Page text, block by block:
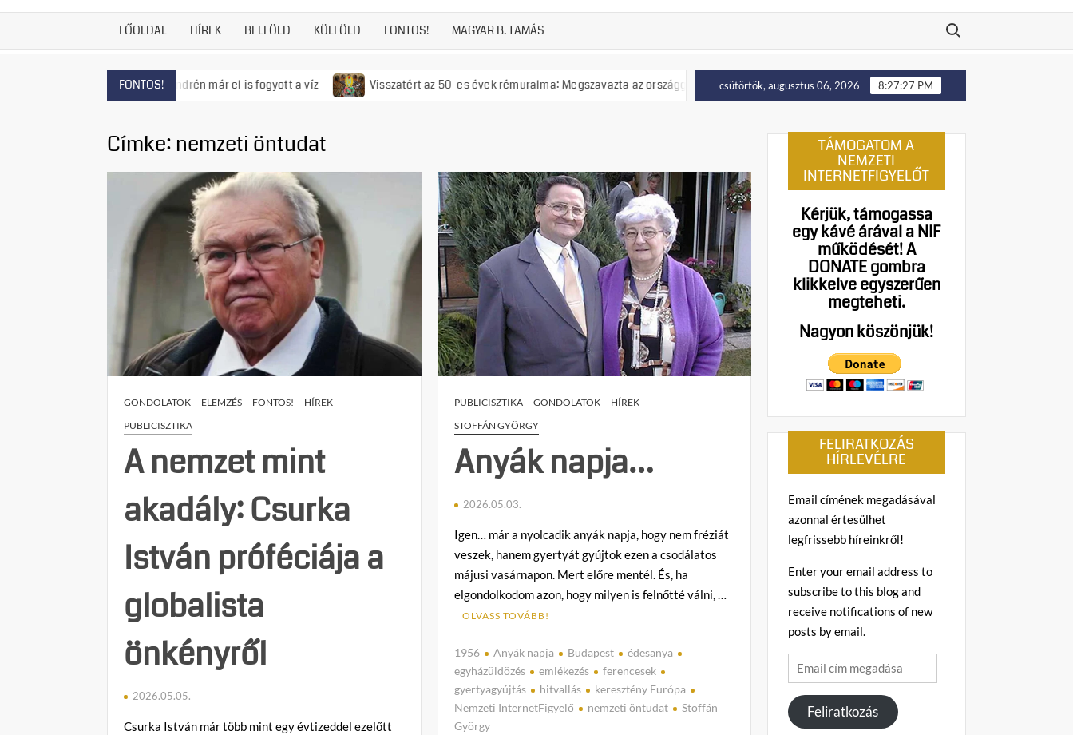
FŐOLDAL HÍREK BELFÖLD KÜLFÖLD FONTOS! MAGYAR B. TAMÁS
Search for:
FONTOS!
fenyeget, Szentendrén már el is fogyott a víz Visszatért az 50-es évek rémuralma: Megszavazta az országgyűlés a tiszás ÁVH felállítását! Putyin: Ukrajna nyugati területei előbb-utóbb
csütörtök, augusztus 06, 2026 8:27:28 PM
Címke: nemzeti öntudat
GONDOLATOK ELEMZÉS FONTOS!
HÍREK
PUBLICISZTIKA
A nemzet mint
akadály: Csurka
István próféciája a
globalista
önkényről
2026.05.05.
Csurka István már több mint egy évtizeddel ezelőtt
PUBLICISZTIKA GONDOLATOK
HÍREK
STOFFÁN GYÖRGY
Anyák napja…
2026.05.03.
Igen… már a nyolcadik anyák napja, hogy nem fréziát
veszek, hanem gyertyát gyújtok ezen a csodálatos
májusi vasárnapon. Mert előre mentél. És, ha
elgondolkodom azon, hogy milyen is felnőtté válni, …
OLVASS TOVÁBB!
1956 Anyák napja Budapest
édesanya
egyházüldözés
emlékezés
ferencesek
gyertyagyújtás
hitvallás
keresztény Európa
Nemzeti InternetFigyelő
nemzeti öntudat
Stoffán
György
TÁMOGATOM A
NEMZETI
INTERNETFIGYELŐT
Kérjük, támogassa
egy kávé árával a NIF
működését!A
DONATE gombra
klikkelve egyszerűen
megteheti.
Nagyon köszönjük!
FELIRATKOZÁS
HÍRLEVÉLRE
Email címének megadásával
azonnal értesülhet
legfrissebb híreinkről!
Enter your email address to
subscribe to this blog and
receive notifications of new
posts by email.
Email
cím
megadása
Feliratkozás